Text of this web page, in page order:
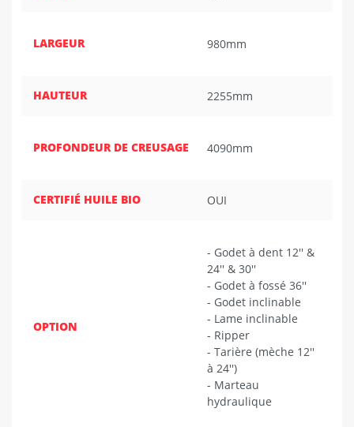
LARGEUR 980mm
HAUTEUR 2255mm
PROFONDEUR DE CREUSAGE 4090mm
CERTIFIÉ HUILE BIO OUI
OPTION
- Godet à dent 12'' &
24'' & 30''
- Godet à fossé 36''
- Godet inclinable
- Lame inclinable
- Ripper
- Tarière (mèche 12''
à 24'')
- Marteau
hydraulique